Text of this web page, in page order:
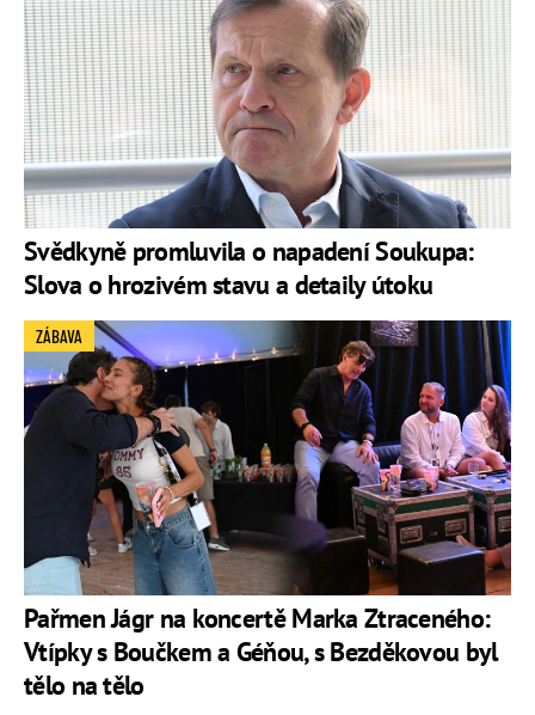
Svědkyně promluvila o napadení Soukupa:
Slova o hrozivém stavu a detaily útoku
Pařmen Jágr na koncertě Marka Ztraceného:
Vtípky s Boučkem a Géňou, s Bezděkovou byl
tělo na tělo
ZÁBAVA